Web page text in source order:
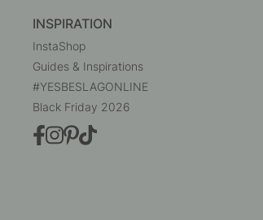
INSPIRATION
InstaShop
Guides & Inspirations
#YESBESLAGONLINE
Black Friday 2026